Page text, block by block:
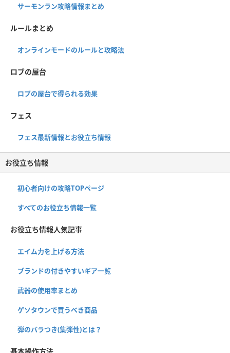
サーモンラン攻略情報まとめ
ルールまとめ
オンラインモードのルールと攻略法
ロブの屋台
ロブの屋台で得られる効果
フェス
フェス最新情報とお役立ち情報
お役立ち情報
初心者向けの攻略TOPページ
すべてのお役立ち情報一覧
お役立ち情報人気記事
エイム力を上げる方法
ブランドの付きやすいギア一覧
武器の使用率まとめ
ゲソタウンで買うべき商品
弾のバラつき(集弾性)とは？
基本操作方法